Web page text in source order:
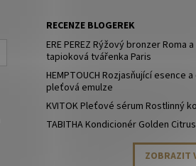
RECENZE BLOGEREK
ERE PEREZ Rýžový bronzer Roma a
tapioková tvářenka Paris
HEMPTOUCH Rozjasňující esence
pleťová emulze
KVITOK Pleťové sérum Rostlinný
TABITHA Kondicionér Golden
ZOBRAZIT